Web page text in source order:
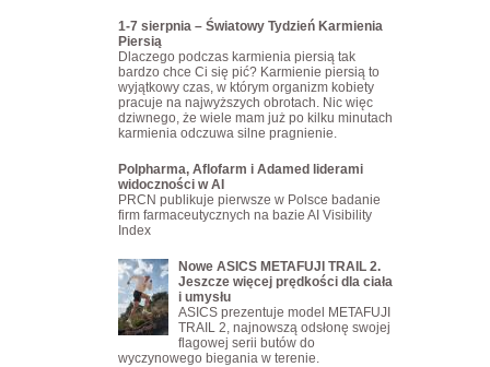
1-7 sierpnia – Światowy Tydzień Karmienia
Piersią
Dlaczego podczas karmienia piersią tak
bardzo chce Ci się pić? Karmienie piersią to
wyjątkowy czas, w którym organizm kobiety
pracuje na najwyższych obrotach. Nic więc
dziwnego, że wiele mam już po kilku minutach
karmienia odczuwa silne pragnienie.
Polpharma, Aflofarm i Adamed liderami
widoczności w AI
PRCN publikuje pierwsze w Polsce badanie
firm farmaceutycznych na bazie AI Visibility
Index
Nowe ASICS METAFUJI TRAIL 2.
Jeszcze więcej prędkości dla ciała
i umysłu
ASICS prezentuje model METAFUJI
TRAIL 2, najnowszą odsłonę swojej
flagowej serii butów do
wyczynowego biegania w terenie.